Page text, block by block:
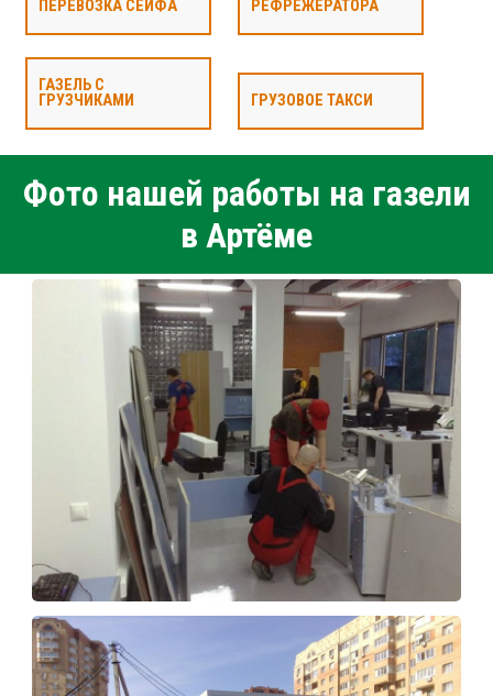
ПЕРЕВОЗКА СЕЙФА РЕФРЕЖЕРАТОРА
ГАЗЕЛЬ С
ГРУЗЧИКАМИ
ГРУЗОВОЕ ТАКСИ
Фото нашей работы на газели
в Артёме